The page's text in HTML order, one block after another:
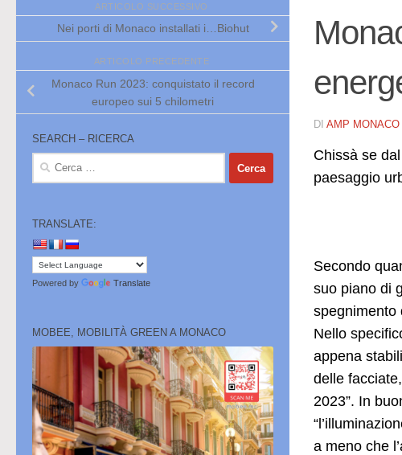
DI AMP MONACO
Chissà se
paesaggio
Secondo
suo piano di
spegnimento
Nello
appena
delle
2023”. In
a meno che
ARTICOLO SUCCESSIVO
Nei porti di Monaco installati i…Biohut
ARTICOLO PRECEDENTE
Monaco Run 2023: conquistato il record
europeo sui 5 chilometri
SEARCH – RICERCA
Ricerca
per:
TRANSLATE:
Powered by Translate
MOBEE, MOBILITÀ GREEN A MONACO